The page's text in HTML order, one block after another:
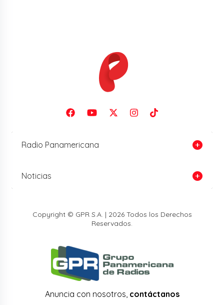
Radio Panamericana
Noticias
Copyright © GPR S.A. | 2026 Todos los Derechos
Reservados.
Anuncia con nosotros, contáctanos